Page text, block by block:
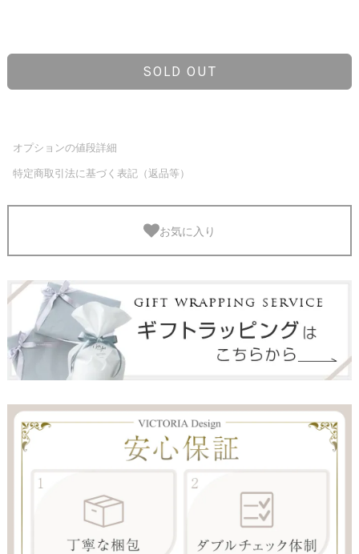
SOLD OUT
オプションの値段詳細
特定商取引法に基づく表記（返品等）
お気に入り